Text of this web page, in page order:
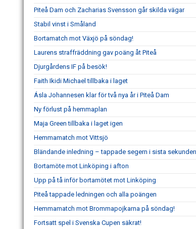
Piteå Dam och Zacharias Svensson går skilda vägar
Stabil vinst i Småland
Bortamatch mot Växjö på söndag!
Laurens straffräddning gav poäng åt Piteå
Djurgårdens IF på besök!
Faith Ikidi Michael tillbaka i laget
Ásla Johannesen klar för två nya år i Piteå Dam
Ny förlust på hemmaplan
Maja Green tillbaka i laget igen
Hemmamatch mot Vittsjö
Bländande inledning – tappade segern i sista
Bortamöte mot Linköping i afton
Upp på tå inför bortamötet mot Linköping
Piteå tappade ledningen och alla poängen
Hemmamatch mot Brommapojkarna på söndag!
Fortsatt spel i Svenska Cupen säkrat!